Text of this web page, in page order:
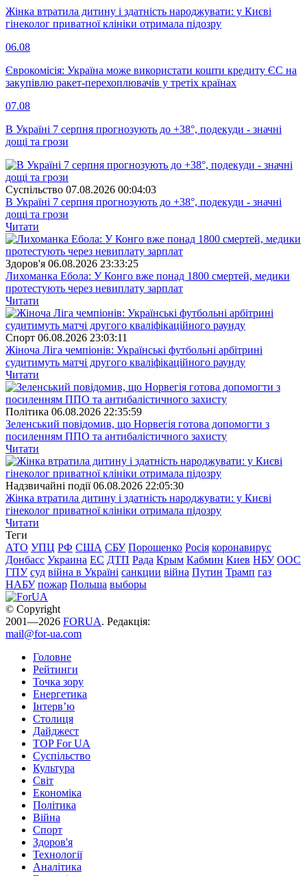
Жінка втратила дитину і здатність народжувати: у Києві
гінеколог приватної клініки отримала підозру
06.08
Єврокомісія: Україна може використати кошти кредиту ЄС на
закупівлю ракет-перехоплювачів у третіх країнах
07.08
В Україні 7 серпня прогнозують до +38°, подекуди - значні
дощі та грози
Суспiльство 07.08.2026 00:04:03
В Україні 7 серпня прогнозують до +38°, подекуди - значні
дощі та грози
Читати
Здоров'я 06.08.2026 23:33:25
Лихоманка Ебола: У Конго вже понад 1800 смертей, медики
протестують через невиплату зарплат
Читати
Спорт 06.08.2026 23:03:11
Жіноча Ліга чемпіонів: Українські футбольні арбітрині
судитимуть матчі другого кваліфікаційного раунду
Читати
Полiтика 06.08.2026 22:35:59
Зеленський повідомив, що Норвегія готова допомогти з
посиленням ППО та антибалістичного захисту
Читати
Надзвичайні події 06.08.2026 22:05:30
Жінка втратила дитину і здатність народжувати: у Києві
гінеколог приватної клініки отримала підозру
Читати
Теги
АТО УПЦ РФ США СБУ Порошенко Росія коронавирус
Донбасс Украина ЕС ДТП Рада Крым Кабмин Киев НБУ ООС
ГПУ суд війна в Україні санкции війна Путин Трамп газ
НАБУ пожар Польша выборы
© Copyright
2001—2026 FORUA. Редакція:
mail@for-ua.com
Головне
Рейтинги
Точка зору
Енергетика
Інтерв’ю
Столиця
Дайджест
TOP For UA
Суспiльство
Культура
Світ
Економіка
Політика
Війна
Спорт
Здоров'я
Технології
Аналітика